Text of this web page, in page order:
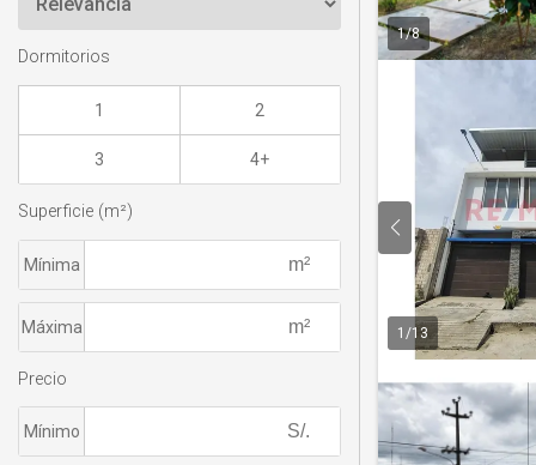
1/8
1 /13
Dormitorios
1 2
3 4+
Superficie (m²)
Mínima
Máxima
Precio
Mínimo